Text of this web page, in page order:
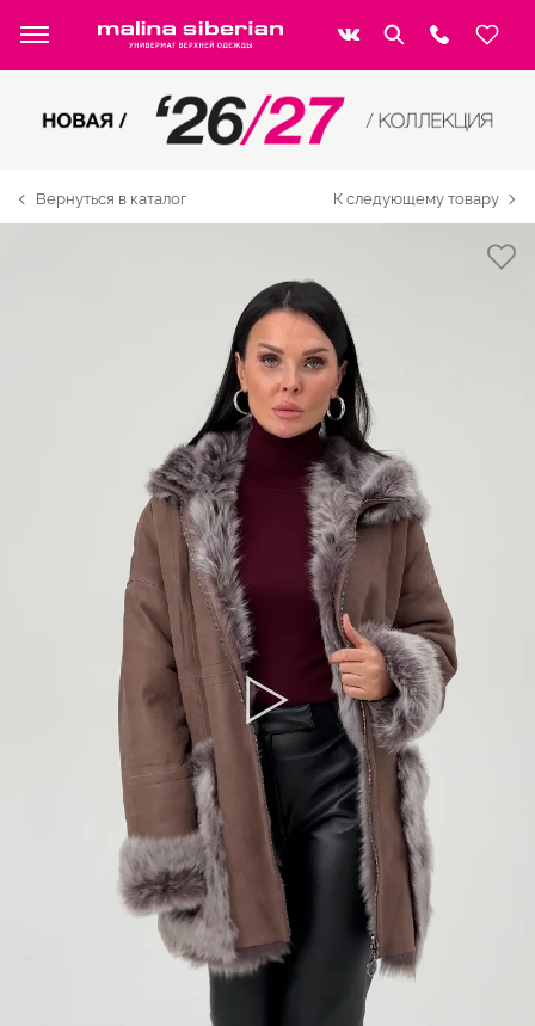
Вернуться в каталог К следующему товару